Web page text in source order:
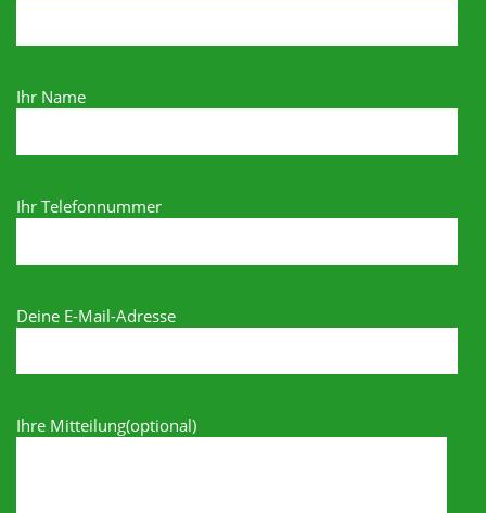
Ihr Name
Ihr Telefonnummer
Deine E-Mail-Adresse
Ihre Mitteilung(optional)